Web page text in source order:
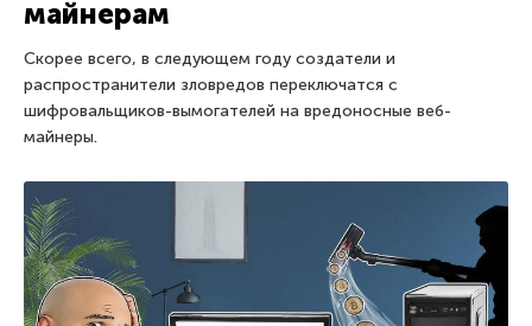
майнерам
Скорее всего, в следующем году создатели и
распространители зловредов переключатся с
шифровальщиков-вымогателей на вредоносные веб-
майнеры.